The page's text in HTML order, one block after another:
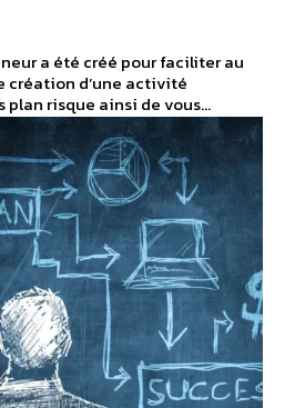
a été créé pour faciliter au
création d’une activité
plan risque ainsi de vous...